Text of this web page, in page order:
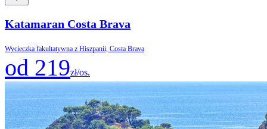
Katamaran Costa Brava
Wycieczka fakultatywna z Hiszpanii, Costa Brava
od 219zł/os.